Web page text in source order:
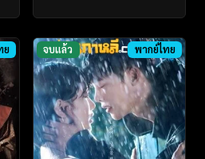
ย จบแล้ว พากย์ไทย